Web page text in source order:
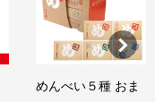
めんべい５種 おま